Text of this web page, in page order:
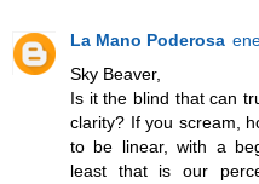
La Mano Poderosa
Sky Beaver,
Is it the blind that can
clarity? If you scream,
to be linear, with a
least that is our